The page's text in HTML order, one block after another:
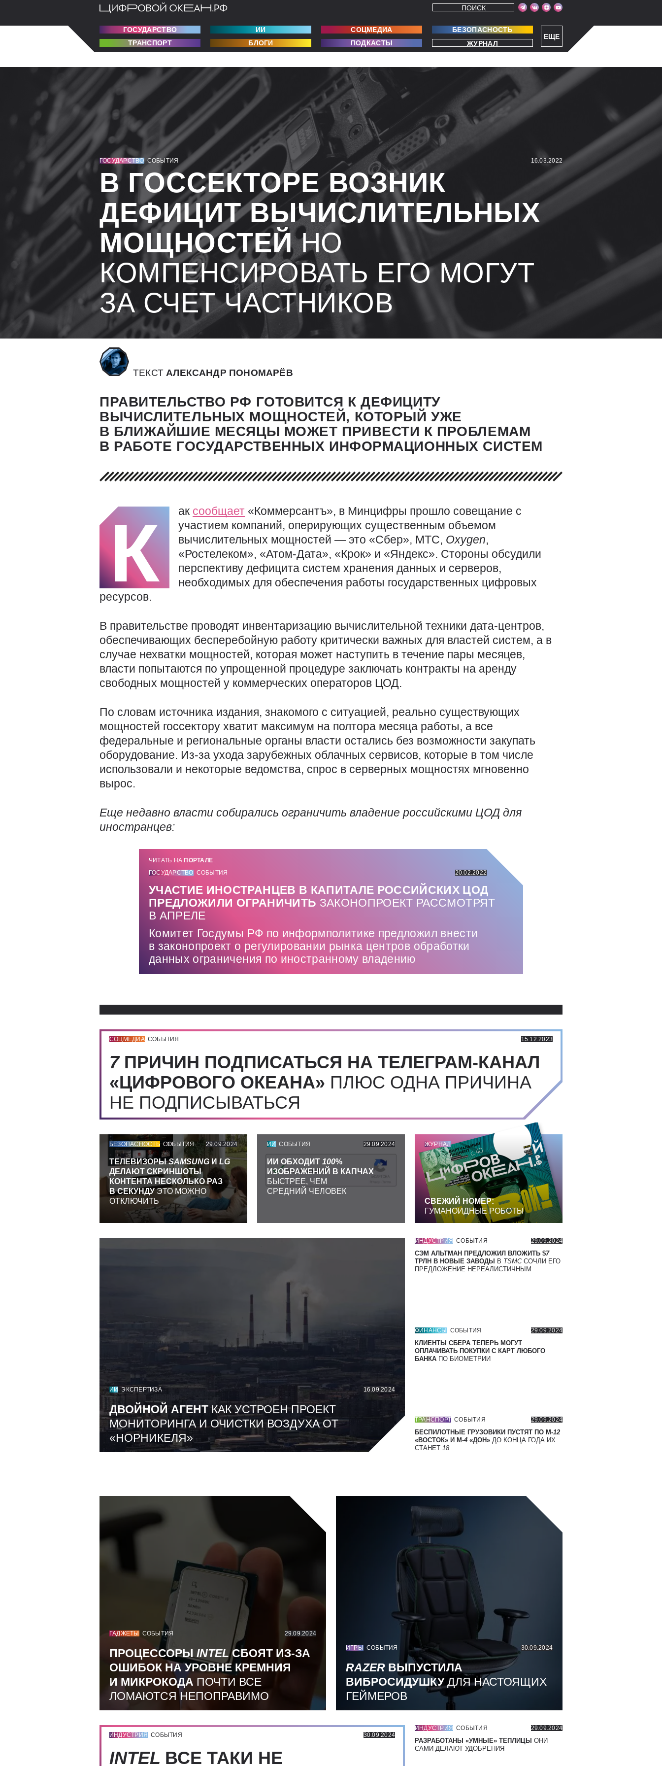
ЕЩЕ
ПОИСК
ГОСУДАРСТВО ИИ СОЦМЕДИА
БЕЗОПАСНОСТЬ
ТРАНСПОРТ
БЛОГИ ПОДКАСТЫ ЖУРНАЛ
ГОСУДАРСТВО СОБЫТИЯ 16.03.2022
В ГОССЕКТОРЕ ВОЗНИК
ДЕФИЦИТ ВЫЧИСЛИТЕЛЬНЫХ
МОЩНОСТЕЙНО
КОМПЕНСИРОВАТЬ ЕГО МОГУТ
ЗА СЧЕТ ЧАСТНИКОВ
ТЕКСТ АЛЕКСАНДР ПОНОМАРЁВ
ПРАВИТЕЛЬСТВО РФ ГОТОВИТСЯ К ДЕФИЦИТУ
ВЫЧИСЛИТЕЛЬНЫХ МОЩНОСТЕЙ, КОТОРЫЙ УЖЕ
В БЛИЖАЙШИЕ МЕСЯЦЫ МОЖЕТ ПРИВЕСТИ К ПРОБЛЕМАМ
В РАБОТЕ ГОСУДАРСТВЕННЫХ ИНФОРМАЦИОННЫХ СИСТЕМ
К ак сообщает «Коммерсантъ», в Минцифры прошло совещание с
участием компаний, оперирующих существенным объемом
вычислительных мощностей — это «Сбер», МТС, Oxygen,
«Ростелеком», «Атом-Дата», «Крок» и «Яндекс». Стороны обсудили
перспективу дефицита систем хранения данных и серверов,
необходимых для обеспечения работы государственных цифровых
ресурсов.
В правительстве проводят инвентаризацию вычислительной техники дата-центров,
обеспечивающих бесперебойную работу критически важных для властей систем, а в
случае нехватки мощностей, которая может наступить в течение пары месяцев,
власти попытаются по упрощенной процедуре заключать контракты на аренду
свободных мощностей у коммерческих операторов ЦОД.
По словам источника издания, знакомого с ситуацией, реально существующих
мощностей госсектору хватит максимум на полтора месяца работы, а все
федеральные и региональные органы власти остались без возможности закупать
оборудование. Из-за ухода зарубежных облачных сервисов, которые в том числе
использовали и некоторые ведомства, спрос в серверных мощностях мгновенно
вырос.
Еще недавно власти собирались ограничить владение российскими ЦОД для
иностранцев:
ЧИТАТЬ НА ПОРТАЛЕ
ГОСУДАРСТВО СОБЫТИЯ 20.02.2022
УЧАСТИЕ ИНОСТРАНЦЕВ В КАПИТАЛЕ РОССИЙСКИХ ЦОД
ПРЕДЛОЖИЛИ ОГРАНИЧИТЬ ЗАКОНОПРОЕКТ РАССМОТРЯТ
В АПРЕЛЕ
Комитет Госдумы РФ по информполитике предложил внести
в законопроект о регулировании рынка центров обработки
данных ограничения по иностранному владению
СОЦМЕДИА СОБЫТИЯ 15.12.2023
7 ПРИЧИН ПОДПИСАТЬСЯ НА ТЕЛЕГРАМ-КАНАЛ
«ЦИФРОВОГО ОКЕАНА» ПЛЮС ОДНА ПРИЧИНА
НЕ ПОДПИСЫВАТЬСЯ
БЕЗОПАСНОСТЬ СОБЫТИЯ 29.09.2024
ТЕЛЕВИЗОРЫSAMSUNG И LG
ДЕЛАЮТ СКРИНШОТЫ
КОНТЕНТА НЕСКОЛЬКО РАЗ
В СЕКУНДУЭТО МОЖНО
ОТКЛЮЧИТЬ
ИИ СОБЫТИЯ 29.09.2024
ИИ ОБХОДИТ 100%
ИЗОБРАЖЕНИЙ В КАПЧАХ
БЫСТРЕЕ, ЧЕМ
СРЕДНИЙ ЧЕЛОВЕК
ЖУРНАЛ
СВЕЖИЙ НОМЕР:
ГУМАНОИДНЫЕ РОБОТЫ
ИИ ЭКСПЕРТИЗА 16.09.2024
ДВОЙНОЙ АГЕНТКАК УСТРОЕН ПРОЕКТ
МОНИТОРИНГА И ОЧИСТКИ ВОЗДУХА ОТ
«НОРНИКЕЛЯ»
ИНДУСТРИЯ СОБЫТИЯ 29.09.2024
СЭМ АЛЬТМАН ПРЕДЛОЖИЛ ВЛОЖИТЬ $7
ТРЛН В НОВЫЕ ЗАВОДЫ
В TSMC СОЧЛИ ЕГО
ПРЕДЛОЖЕНИЕ НЕРЕАЛИСТИЧНЫМ
ФИНАНСЫ СОБЫТИЯ 29.09.2024
КЛИЕНТЫ СБЕРА ТЕПЕРЬ МОГУТ
ОПЛАЧИВАТЬ ПОКУПКИ С КАРТ ЛЮБОГО
БАНКА ПО БИОМЕТРИИ
ТРАНСПОРТ СОБЫТИЯ 29.09.2024
БЕСПИЛОТНЫЕ ГРУЗОВИКИ ПУСТЯТ ПО М-12
«ВОСТОК» И М-4 «ДОН» ДО КОНЦА ГОДА ИХ
СТАНЕТ 18
ГАДЖЕТЫ СОБЫТИЯ 29.09.2024
ПРОЦЕССОРЫ INTELСБОЯТ ИЗ-ЗА
ОШИБОК НА УРОВНЕ КРЕМНИЯ
И МИКРОКОДА ПОЧТИ ВСЕ
ЛОМАЮТСЯ НЕПОПРАВИМО
ИГРЫ СОБЫТИЯ 30.09.2024
RAZER ВЫПУСТИЛА
ВИБРОСИДУШКУДЛЯ НАСТОЯЩИХ
ГЕЙМЕРОВ
ИНДУСТРИЯ СОБЫТИЯ 30.09.2024
INTEL ВСЕ ТАКИ НЕ
ИНДУСТРИЯ СОБЫТИЯ 29.09.2024
РАЗРАБОТАНЫ «УМНЫЕ» ТЕПЛИЦЫ ОНИ
САМИ ДЕЛАЮТ УДОБРЕНИЯ